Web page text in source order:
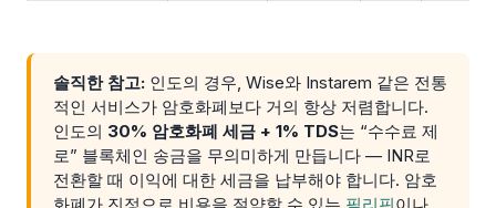
솔직한 참고: 인도의 경우, Wise와 Instarem 같은 전통
적인 서비스가 암호화폐보다 거의 항상 저렴합니다.
인도의 30% 암호화폐 세금 + 1% TDS는 “수수료 제
로” 블록체인 송금을 무의미하게 만듭니다 — INR로
전환할 때 이익에 대한 세금을 납부해야 합니다. 암호
화폐가 진정으로 비용을 절약할 수 있는 필리핀이나